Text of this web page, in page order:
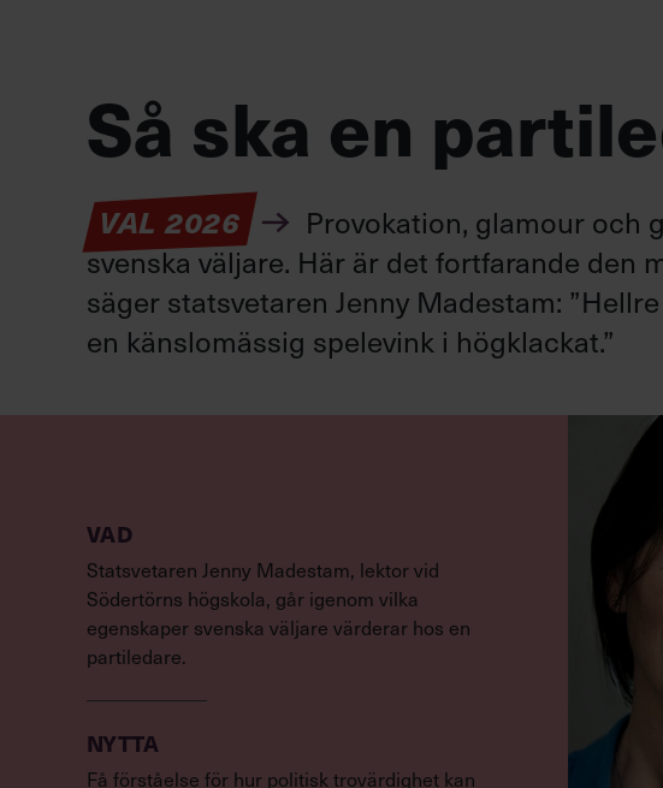
Så ska en
VAL 2026
Provokation, glamour och
svenska väljare. Här är det fortfarande den
säger statsvetaren Jenny Madestam:
en känslomässig spelevink i högklackat.”
VAD
Statsvetaren Jenny Madestam, lektor vid
Södertörns högskola, går igenom vilka
egenskaper svenska väljare värderar hos en
partiledare.
NYTTA
Få förståelse för hur politisk trovärdighet kan